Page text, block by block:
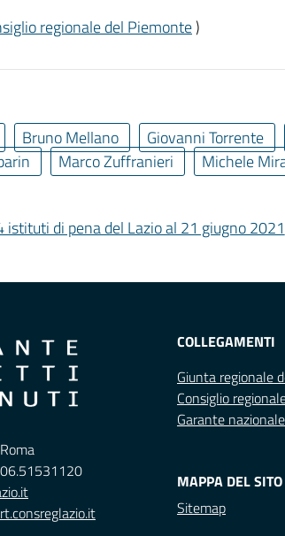
regionale del Piemonte)
Bruno Mellano Giovanni Torrente
Marco Zuffranieri Michele
istituti di pena del Lazio al 21 giugno 2021
COLLEGAMENTI
Giunta regionale
Consiglio
Garante nazionale
MAPPA DEL SITO
Sitemap